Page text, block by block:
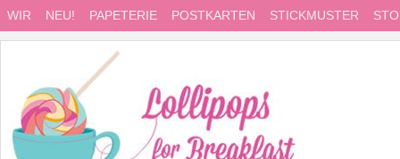
WIR NEU! PAPETERIE POSTKARTEN STICKMUSTER